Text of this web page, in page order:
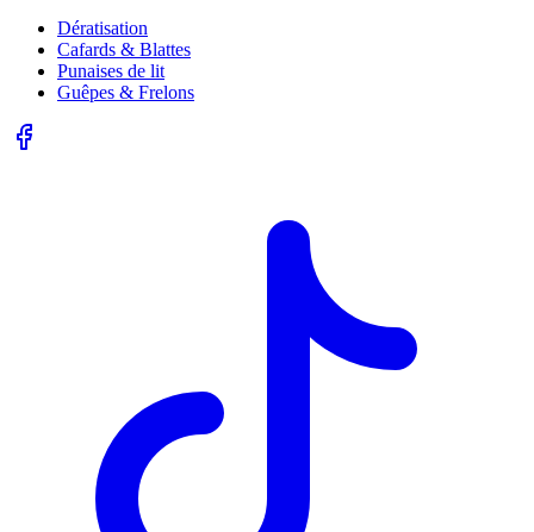
Dératisation
Cafards & Blattes
Punaises de lit
Guêpes & Frelons